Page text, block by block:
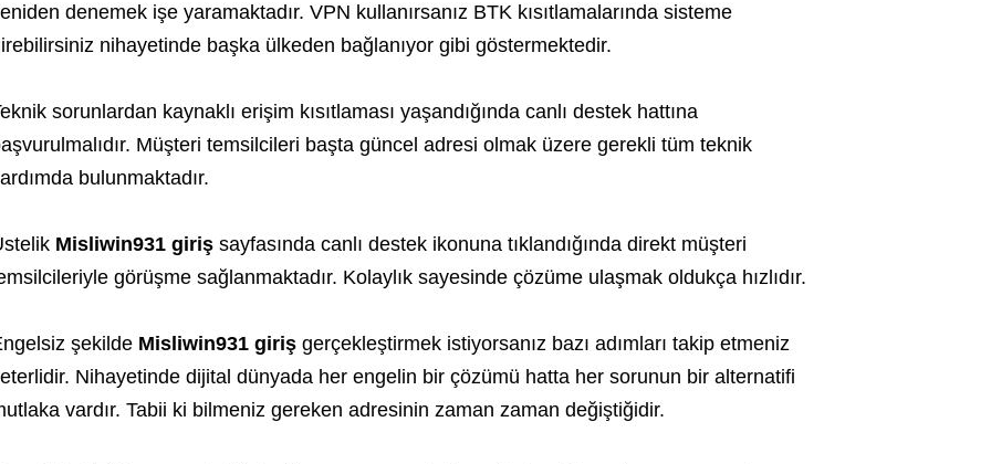
denemek işe yaramaktadır. VPN kullanırsanız BTK kısıtlamalarında sisteme
nihayetinde başka ülkeden bağlanıyor gibi göstermektedir.
sorunlardan kaynaklı erişim kısıtlaması yaşandığında canlı destek hattına
Müşteri temsilcileri başta güncel adresi olmak üzere gerekli tüm teknik
bulunmaktadır.
Misliwin931 girişsayfasında canlı destek ikonuna tıklandığında direkt müşteri
görüşme sağlanmaktadır. Kolaylık sayesinde çözüme ulaşmak oldukça hızlıdır.
şekilde Misliwin931 girişgerçekleştirmek istiyorsanız bazı adımları takip etmeniz
Nihayetinde dijital dünyada her engelin bir çözümü hatta her sorunun bir alternatifi
vardır. Tabii ki bilmeniz gereken adresinin zaman zaman değiştiğidir.